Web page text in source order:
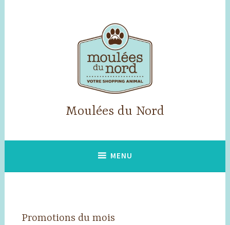
Moulées du Nord
MENU
Promotions du mois